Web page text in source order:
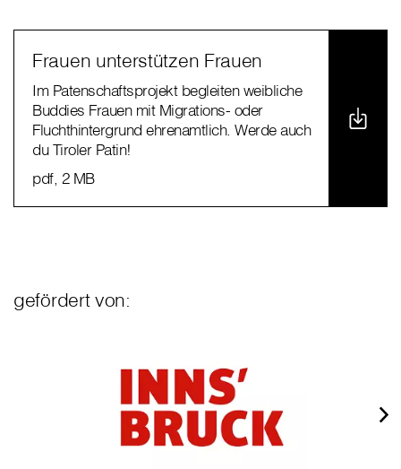
Frauen unterstützen Frauen
Im Patenschaftsprojekt begleiten weibliche
Buddies Frauen mit Migrations- oder
Fluchthintergrund ehrenamtlich. Werde auch
du Tiroler Patin!
pdf, 2 MB
gefördert von: